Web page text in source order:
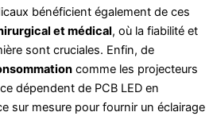
bénéficient également de ces
et médical, où la fiabilité et
sont cruciales. Enfin, de
comme les projecteurs
dépendent de PCB LED en
sur mesure pour fournir un éclairage